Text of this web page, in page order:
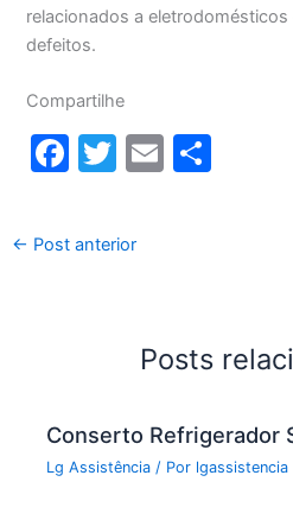
relacionados a
defeitos.
Compartilhe
F
c
e
k
T
itt
er
E
← Post anterior
Posts
Conserto Refrigerador
Lg Assistência / Por lgassistencia